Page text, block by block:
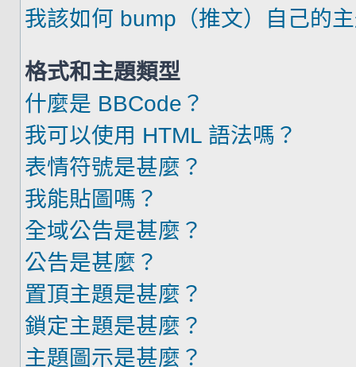
我該如何 bump（推文）自己的
格式和主題類型
什麼是 BBCode？
我可以使用 HTML 語法嗎？
表情符號是甚麼？
我能貼圖嗎？
全域公告是甚麼？
公告是甚麼？
置頂主題是甚麼？
鎖定主題是甚麼？
主題圖示是甚麼？